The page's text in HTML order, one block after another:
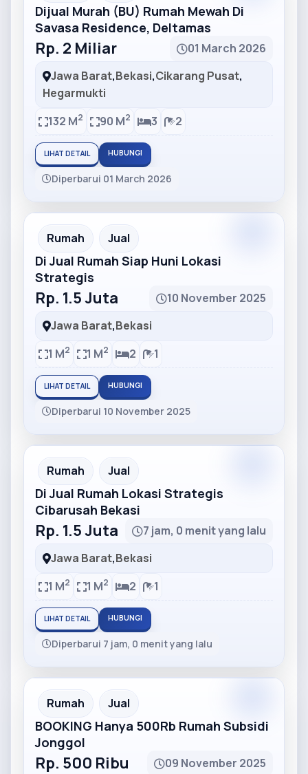
Dijual Murah (BU) Rumah Mewah Di
Savasa Residence, Deltamas
Rp. 2 Miliar
01 March 2026
Jawa Barat,Bekasi,Cikarang Pusat,
Hegarmukti
132 M2 90 M2 3 2
LIHAT DETAIL HUBUNGI
Diperbarui 01 March 2026
Partner Ad
Rumah Jual
Di Jual Rumah Siap Huni Lokasi
Strategis
Rp. 1.5 Juta
10 November 2025
Jawa Barat,Bekasi
1 M2 1 M2 2 1
LIHAT DETAIL HUBUNGI
Diperbarui 10 November 2025
Partner Ad
Rumah Jual
Di Jual Rumah Lokasi Strategis
Cibarusah Bekasi
Rp. 1.5 Juta
7 jam, 0 menit yang lalu
Jawa Barat,Bekasi
1 M2 1 M2 2 1
LIHAT DETAIL HUBUNGI
Diperbarui 7 jam, 0 menit yang lalu
Partner Ad
Rumah Jual
BOOKING Hanya 500Rb Rumah Subsidi
Jonggol
Rp. 500 Ribu
09 November 2025